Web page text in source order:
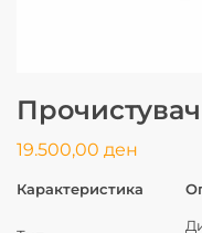
19.500,00 ден
Карактеристика